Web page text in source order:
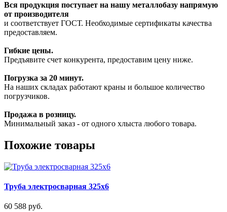
Вся продукция поступает на нашу металлобазу напрямую
от производителя
и соответствует ГОСТ. Необходимые сертификаты качества
предоставляем.
Гибкие цены.
Предъявите счет конкурента, предоставим цену ниже.
Погрузка за 20 минут.
На наших складах работают краны и большое количество
погрузчиков.
Продажа в розницу.
Минимальный заказ - от одного хлыста любого товара.
Похожие товары
Труба электросварная 325х6
60 588 руб.